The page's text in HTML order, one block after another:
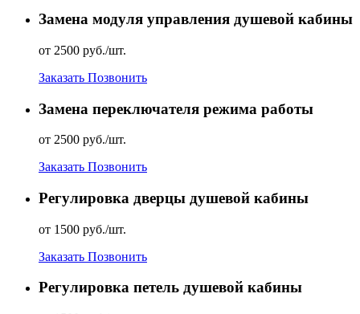
Замена модуля управления душевой кабины
от 2500 руб./шт.
Заказать Позвонить
Замена переключателя режима работы
от 2500 руб./шт.
Заказать Позвонить
Регулировка дверцы душевой кабины
от 1500 руб./шт.
Заказать Позвонить
Регулировка петель душевой кабины